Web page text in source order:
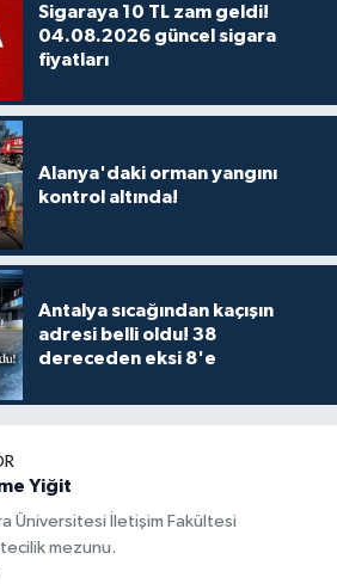
Sigaraya 10 TL zam geldi!
04.08.2026 güncel sigara
fiyatları
Alanya'daki orman yangını
kontrol altında!
Antalya sıcağından kaçışın
adresi belli oldu! 38
dereceden eksi 8'e
Yiğit
Üniversitesi İletişim Fakültesi
mezunu.